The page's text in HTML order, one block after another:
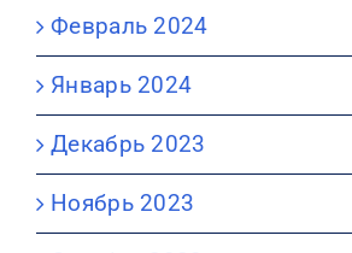
Февраль 2024
Январь 2024
Декабрь 2023
Ноябрь 2023